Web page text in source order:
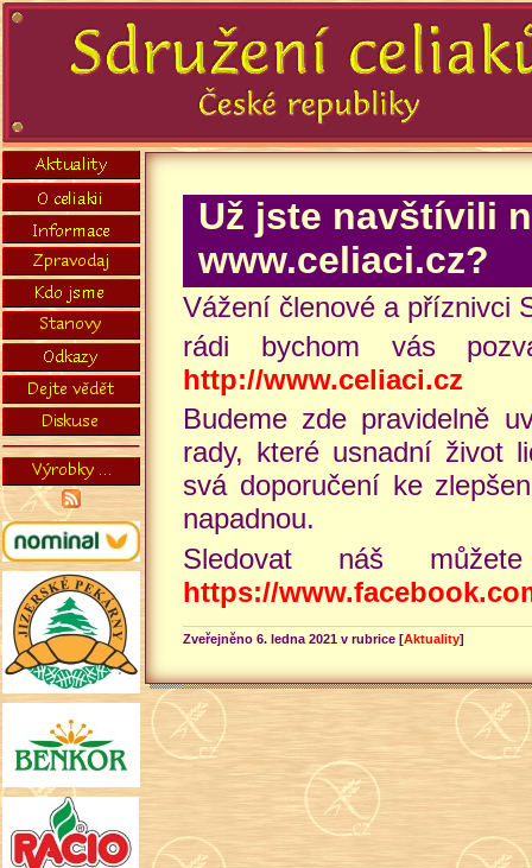
Už jste navštívili
www.celiaci.cz?
Vážení členové a příznivci
rádi bychom vás
http://www.celiaci.cz
Budeme zde pravidelně
rady, které usnadní život
svá doporučení ke
napadnou.
Sledovat náš
https://
Zveřejněno 6. ledna 2021 v rubrice [Aktuality]